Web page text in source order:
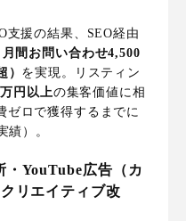
支援の結果、SEO経由
月間お問い合わせ4,500
） を実現。リスティン
円以上の集客価値に相
ゼロで獲得するまでに
績）。
YouTube広告（カ
リエイティブ改